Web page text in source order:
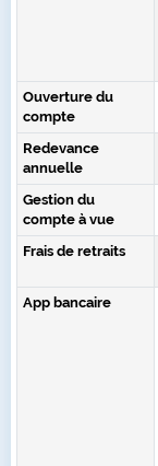
Ouverture du
compte
Redevance
annuelle
Gestion du
compte à vue
Frais de retraits
App bancaire